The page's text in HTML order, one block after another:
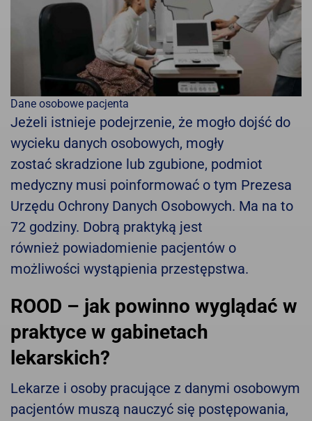
Dane osobowe pacjenta
Jeżeli istnieje podejrzenie, że mogło dojść do
wycieku danych osobowych, mogły
zostać skradzione lub zgubione, podmiot
medyczny musi poinformować o tym Prezesa
Urzędu Ochrony Danych Osobowych. Ma na to
72 godziny. Dobrą praktyką jest
również powiadomienie pacjentów o
możliwości wystąpienia przestępstwa.
ROOD – jak powinno wyglądać w
praktyce w gabinetach
lekarskich?
Lekarze i osoby pracujące z danymi osobowym
pacjentów muszą nauczyć się postępowania,